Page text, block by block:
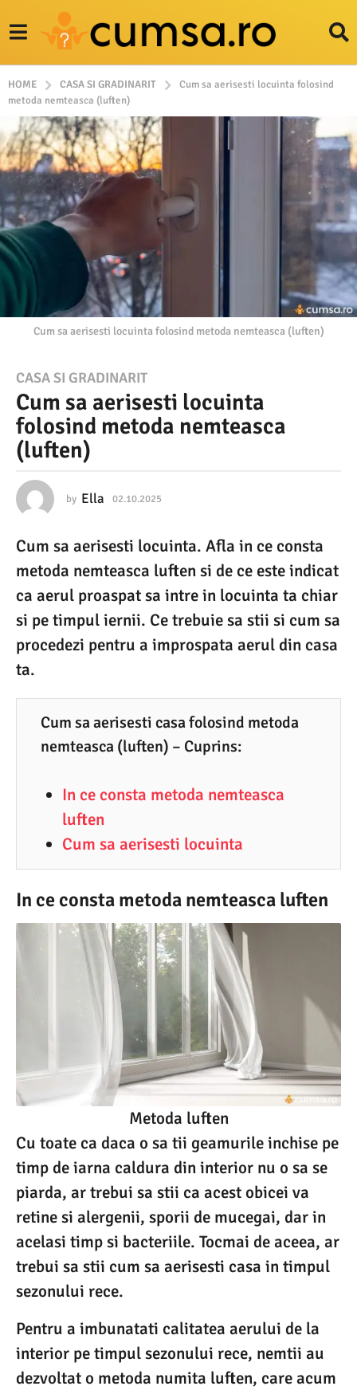
HOME CASA SI GRADINARIT
Cum sa aerisesti locuinta folosind
metoda nemteasca (luften)
Cum sa aerisesti locuinta folosind metoda nemteasca (luften)
0
2
.
1
.
0
2
5
0
2
.
1
CASA SI GRADINARIT
Cum sa aerisesti locuinta
folosind metoda nemteasca
(luften)
by Ella 02.10.2025
1
.
2
0
2
Cum sa aerisesti locuinta. Afla in ce consta
metoda nemteasca luften si de ce este indicat
ca aerul proaspat sa intre in locuinta ta chiar
si pe timpul iernii. Ce trebuie sa stii si cum sa
procedezi pentru a improspata aerul din casa
ta.
Cum sa aerisesti casa folosind metoda
nemteasca (luften) – Cuprins:
In ce consta metoda nemteasca
luften
Cum sa aerisesti locuinta
In ce consta metoda nemteasca luften
Metoda luften
Cu toate ca daca o sa tii geamurile inchise pe
timp de iarna caldura din interior nu o sa se
piarda, ar trebui sa stii ca acest obicei va
retine si alergenii, sporii de mucegai, dar in
acelasi timp si bacteriile. Tocmai de aceea, ar
trebui sa stii cum sa aerisesti casa in timpul
sezonului rece.
Pentru a imbunatati calitatea aerului de la
interior pe timpul sezonului rece, nemtii au
dezvoltat o metoda numita luften, care acum